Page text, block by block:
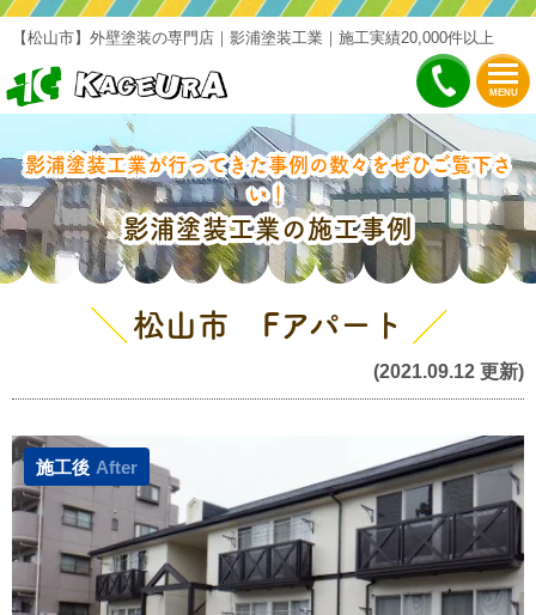
MENU
【松山市】外壁塗装の専門店｜影浦塗装工業｜施工実績20,000件以上
影浦塗装工業が行ってきた事例の数々をぜひご覧下さ
い！
影浦塗装工業の施工事例
松山市 Fアパート
(2021.09.12 更新)
施工後 After